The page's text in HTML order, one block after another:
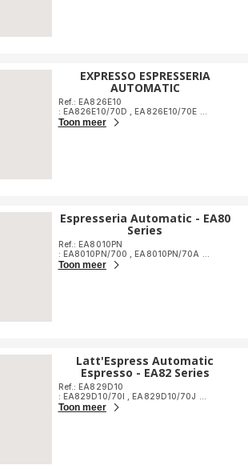
EXPRESSO ESPRESSERIA
AUTOMATIC
Ref.: EA826E10
: EA826E10/70D
,EA826E10/70E
Toon meer
Espresseria Automatic - EA80
Series
Ref.: EA8010PN
: EA8010PN/700
,EA8010PN/70A
Toon meer
Latt'Espress Automatic
Espresso - EA82 Series
Ref.: EA829D10
: EA829D10/70I
,EA829D10/70J
Toon meer